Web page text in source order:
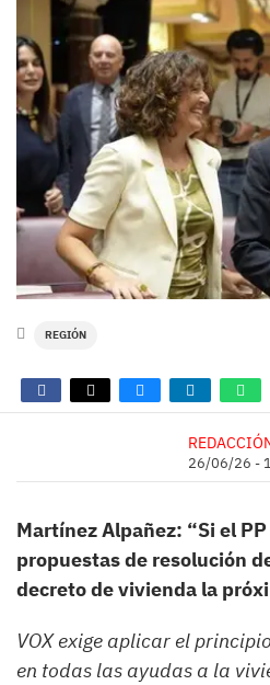
REGIÓN
26/06/26 -
Martínez Alpañez: “Si el
propuestas de resolución
decreto de vivienda la
VOX exige aplicar el
en todas las ayudas a la